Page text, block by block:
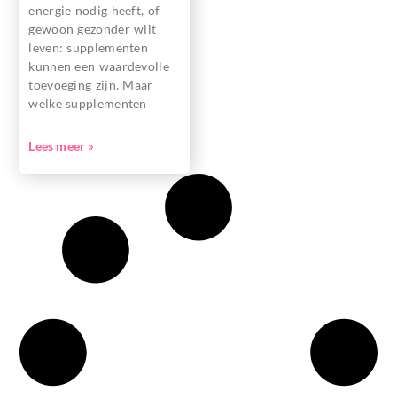
energie nodig heeft, of
gewoon gezonder wilt
leven: supplementen
kunnen een waardevolle
toevoeging zijn. Maar
welke supplementen
Lees meer »